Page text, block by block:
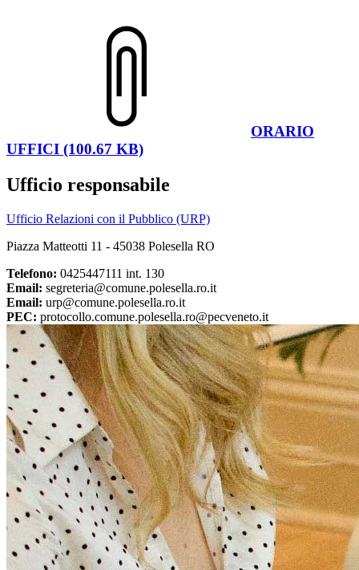
ORARIO
UFFICI (100.67 KB)
Ufficio responsabile
Ufficio Relazioni con il Pubblico (URP)
Piazza Matteotti 11 - 45038 Polesella RO
Telefono: 0425447111 int. 130
Email: segreteria@comune.polesella.ro.it
Email: urp@comune.polesella.ro.it
PEC: protocollo.comune.polesella.ro@pecveneto.it